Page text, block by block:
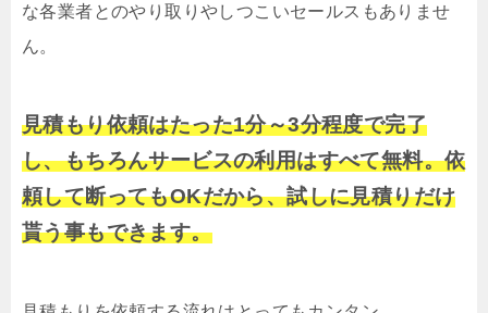
な各業者とのやり取りやしつこいセールスもありませ
ん。
見積もり依頼はたった1分～3分程度で完了
し、もちろんサービスの利用はすべて無料。依
頼して断ってもOKだから、試しに見積りだけ
貰う事もできます。